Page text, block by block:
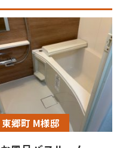
東郷町 M様邸